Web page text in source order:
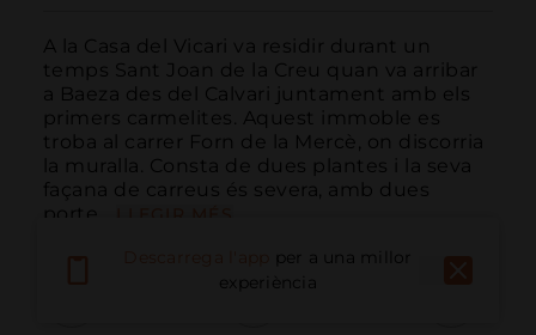
A la Casa del Vicari va residir durant un
temps Sant Joan de la Creu quan va arribar
a Baeza des del Calvari juntament amb els
primers carmelites. Aquest immoble es
troba al carrer Forn de la Mercè, on discorria
la muralla. Consta de dues plantes i la seva
façana de carreus és severa, amb dues
porte...
per a una millor
experiència